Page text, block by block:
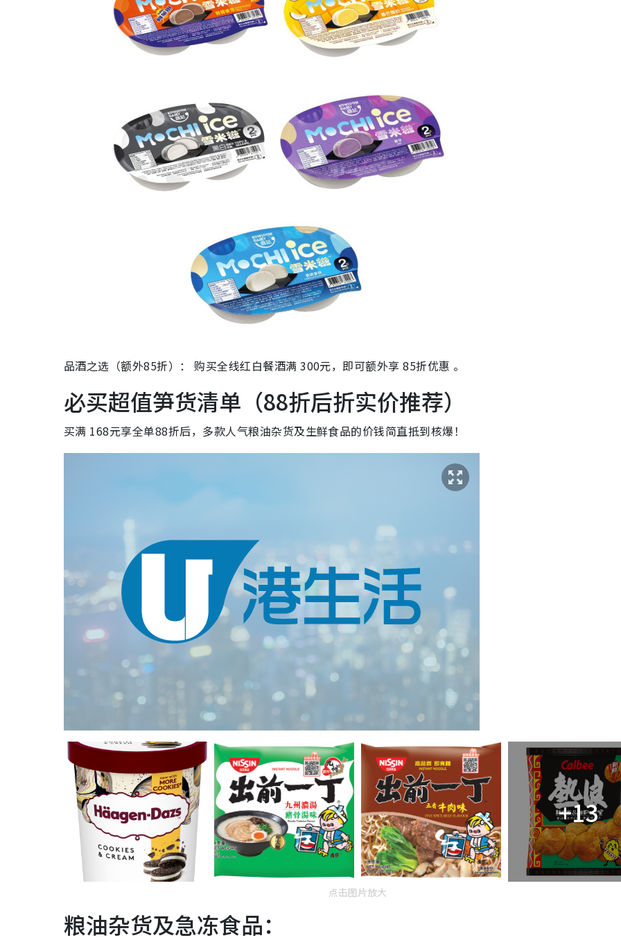
品酒之选（额外85折）： 购买全线红白餐酒满 300元，即可额外享 85折优惠 。
必买超值笋货清单（88折后折实价推荐）
买满 168元享全单88折后，多款人气粮油杂货及生鲜食品的价钱简直抵到核爆！
+13
点击图片放大
粮油杂货及急冻食品：